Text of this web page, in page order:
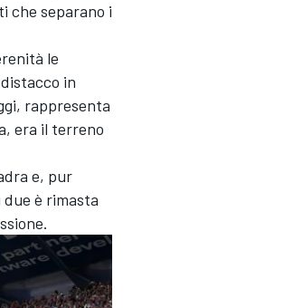
che separano i
le
in
rappresenta
era il terreno
e, pur
è rimasta